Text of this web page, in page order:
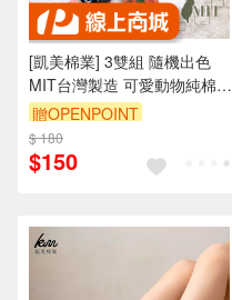
[凱美棉業] 3雙組 隨機出色
MIT台灣製造 可愛動物純棉襪
22-26cm 凱美棉業
贈OPENPOINT
$ 180
$150